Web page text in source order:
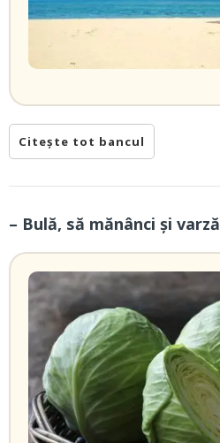
Citește tot bancul
– Bulă, să mănânci și varză